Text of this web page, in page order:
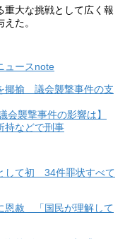
重大な挑戦として広く報
た。
ュースnote
揶揄 議会襲撃事件の支
会襲撃事件の影響は】
持などで刑事
して初 34件罪状すべて
恩赦 「国民が理解して